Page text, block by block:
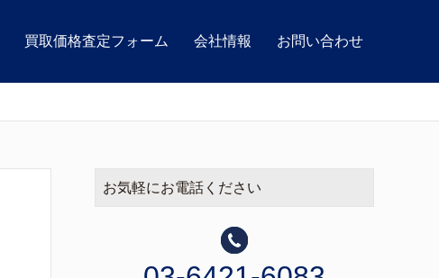
買取価格査定フォーム 会社情報 お問い合わせ
お気軽にお電話ください